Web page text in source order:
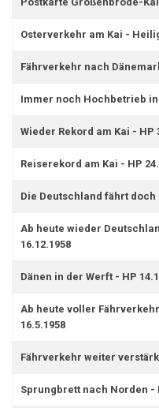
Osterverkehr am Kai -
Fährverkehr nach
Immer noch Hochbetrieb in
Wieder Rekord am Kai - HP
Reiserekord am Kai - HP
Die Deutschland fährt doch
Ab heute wieder
16.12.1958
Dänen in der Werft - HP
Ab heute voller
16.5.1958
Fährverkehr weiter
Sprungbrett nach Norden -